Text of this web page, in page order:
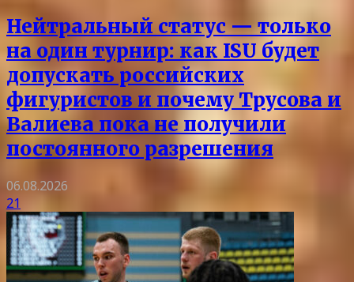
Нейтральный статус — только
на один турнир: как ISU будет
допускать российских
фигуристов и почему Трусова и
Валиева пока не получили
постоянного разрешения
06.08.2026
21